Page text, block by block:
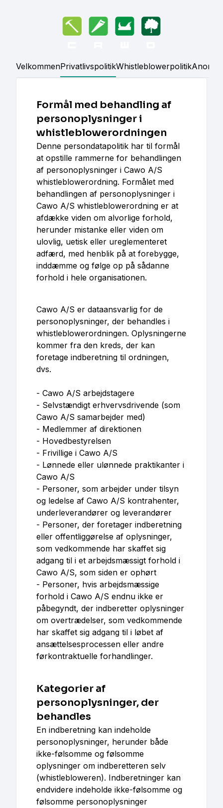
VelkommenPrivatlivspolitikWhistleblowerpolitik
Formål med behandling af
personoplysninger i
whistleblowerordningen
Denne persondatapolitik har til formål
at opstille rammerne for behandlingen
af personoplysninger i Cawo A/S
whistleblowerordning. Formålet med
behandlingen af personoplysninger i
Cawo A/S whistleblowerordning er at
afdække viden om alvorlige forhold,
herunder mistanke eller viden om
ulovlig, uetisk eller ureglementeret
adfærd, med henblik på at forebygge,
inddæmme og følge op på sådanne
forhold i hele organisationen.
Cawo A/S er dataansvarlig for de
personoplysninger, der behandles i
whistleblowerordningen. Oplysningerne
kommer fra den kreds, der kan
foretage indberetning til ordningen,
dvs.
- Cawo A/S arbejdstagere
- Selvstændigt erhvervsdrivende (som
Cawo A/S samarbejder med)
- Medlemmer af direktionen
- Hovedbestyrelsen
- Frivillige i Cawo A/S
- Lønnede eller ulønnede praktikanter i
Cawo A/S
- Personer, som arbejder under tilsyn
og ledelse af Cawo A/S kontrahenter,
underleverandører og leverandører
- Personer, der foretager indberetning
eller offentliggørelse af oplysninger,
som vedkommende har skaffet sig
adgang til i et arbejdsmæssigt forhold i
Cawo A/S, som siden er ophørt
- Personer, hvis arbejdsmæssige
forhold i Cawo A/S endnu ikke er
påbegyndt, der indberetter oplysninger
om overtrædelser, som vedkommende
har skaffet sig adgang til i løbet af
ansættelsesprocessen eller andre
førkontraktuelle forhandlinger.
Kategorier af
personoplysninger, der
behandles
En indberetning kan indeholde
personoplysninger, herunder både
ikke-følsomme og følsomme
oplysninger om indberetteren selv
(whistlebloweren). Indberetninger kan
endvidere indeholde ikke-følsomme og
følsomme personoplysninger